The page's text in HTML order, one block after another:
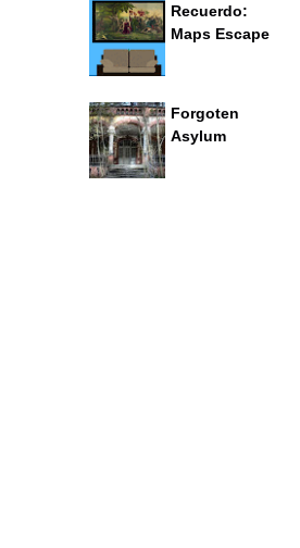
Recuerdo:
Maps Escape
Forgoten
Asylum